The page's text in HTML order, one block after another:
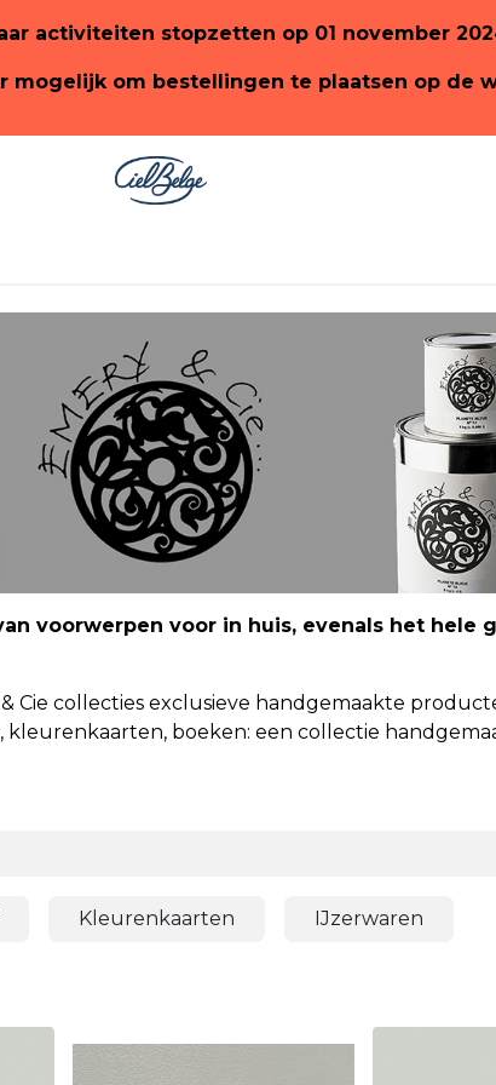
activiteiten stopzetten op 01 november
mogelijk om bestellingen te plaatsen op de
voorwerpen voor in huis, evenals het hele
& Cie collecties exclusieve handgemaakte
kleurenkaarten, boeken: een collectie
Kleurenkaarten IJzerwaren